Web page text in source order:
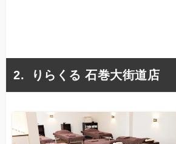
りらくる 石巻大街道店